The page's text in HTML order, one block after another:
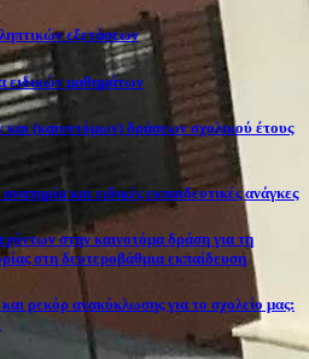
εξετάσεων
ειδικών μαθημάτων
(καινοτόμων) δράσεων σχολικού έτους
και ειδικές εκπαιδευτικές ανάγκες
στην καινοτόμα δράση για τη
στη δευτεροβάθμια εκπαίδευση
ρεκόρ ανακύκλωσης για το σχολείο μας: